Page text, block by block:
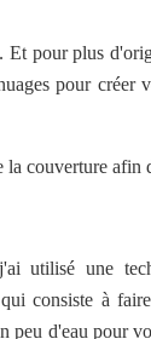
Et pour plus
pour
la couverture
utilisé une
consiste à
d'eau pour